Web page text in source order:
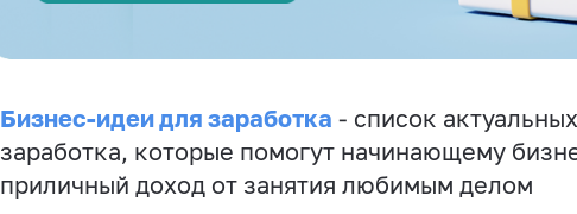
Бизнес-идеи для заработка - список
заработка, которые помогут начинающему
приличный доход от занятия любимым делом